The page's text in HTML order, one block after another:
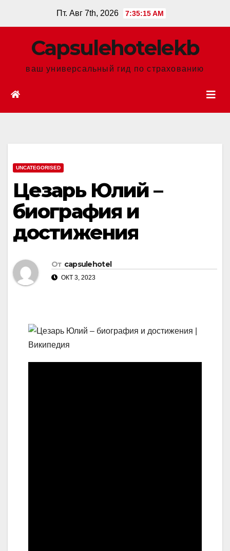
Пт. Авг 7th, 2026 7:35:16 AM
Сapsulehotelekb
ваш универсальный гид по страхованию
UNCATEGORISED
Цезарь Юлий –
биография и
достижения
От capsulehotel
ОКТ 3, 2023